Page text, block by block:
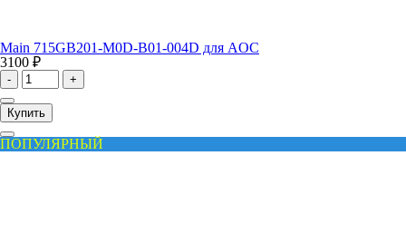
Main 715GB201-M0D-B01-004D для AOC
3100 ₽
- +
Купить
ПОПУЛЯРНЫЙ